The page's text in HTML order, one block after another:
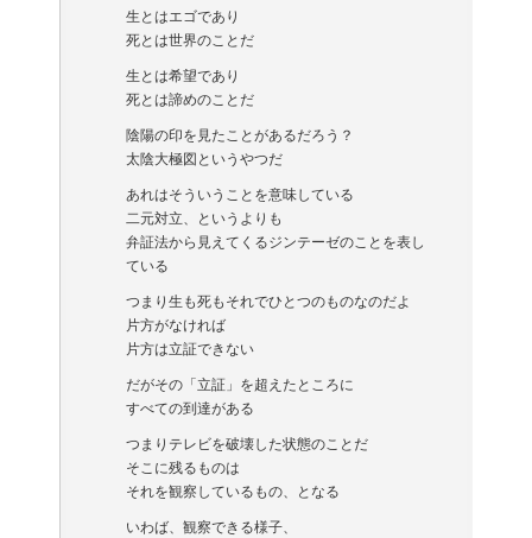
生とはエゴであり
死とは世界のことだ
生とは希望であり
死とは諦めのことだ
陰陽の印を見たことがあるだろう？
太陰大極図というやつだ
あれはそういうことを意味している
二元対立、というよりも
弁証法から見えてくるジンテーゼのことを表し
ている
つまり生も死もそれでひとつのものなのだよ
片方がなければ
片方は立証できない
だがその「立証」を超えたところに
すべての到達がある
つまりテレビを破壊した状態のことだ
そこに残るものは
それを観察しているもの、となる
いわば、観察できる様子、